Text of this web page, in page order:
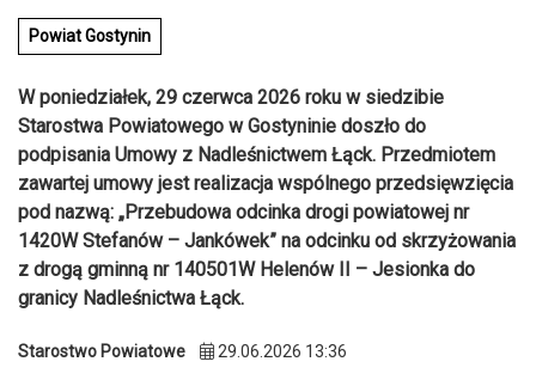
Powiat Gostynin
W poniedziałek, 29 czerwca 2026 roku w siedzibie
Starostwa Powiatowego w Gostyninie doszło do
podpisania Umowy z Nadleśnictwem Łąck. Przedmiotem
zawartej umowy jest realizacja wspólnego przedsięwzięcia
pod nazwą: „Przebudowa odcinka drogi powiatowej nr
1420W Stefanów – Jankówek” na odcinku od skrzyżowania
z drogą gminną nr 140501W Helenów II – Jesionka do
granicy Nadleśnictwa Łąck.
Starostwo Powiatowe 29.06.2026 13:36